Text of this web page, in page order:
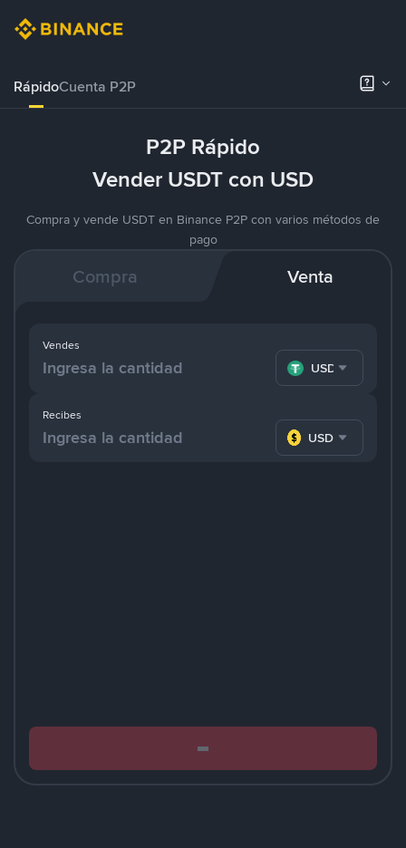
RápidoCuenta P2P
P2P Rápido
Vender USDT con USD
Compra y vende USDT en Binance P2P con varios métodos de
pago
Compra Venta
Recibes
USD
Vendes
USDT